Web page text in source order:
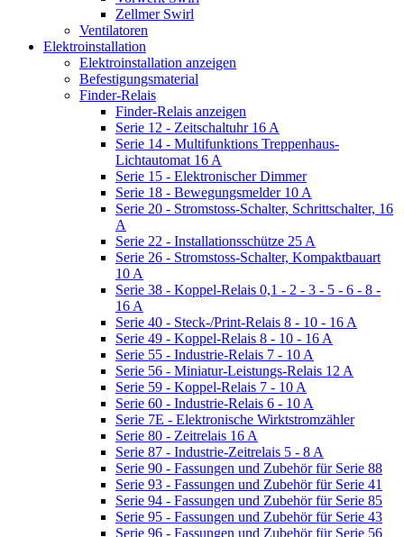
Zellmer Swirl
Ventilatoren
Elektroinstallation
Elektroinstallation anzeigen
Befestigungsmaterial
Finder-Relais
Finder-Relais anzeigen
Serie 12 - Zeitschaltuhr 16 A
Serie 14 - Multifunktions Treppenhaus-
Lichtautomat 16 A
Serie 15 - Elektronischer Dimmer
Serie 18 - Bewegungsmelder 10 A
Serie 20 - Stromstoss-Schalter, Schrittschalter, 16
A
Serie 22 - Installationsschütze 25 A
Serie 26 - Stromstoss-Schalter, Kompaktbauart
10 A
Serie 38 - Koppel-Relais 0,1 - 2 - 3 - 5 - 6 - 8 -
16 A
Serie 40 - Steck-/Print-Relais 8 - 10 - 16 A
Serie 49 - Koppel-Relais 8 - 10 - 16 A
Serie 55 - Industrie-Relais 7 - 10 A
Serie 56 - Miniatur-Leistungs-Relais 12 A
Serie 59 - Koppel-Relais 7 - 10 A
Serie 60 - Industrie-Relais 6 - 10 A
Serie 7E - Elektronische Wirktstromzähler
Serie 80 - Zeitrelais 16 A
Serie 87 - Industrie-Zeitrelais 5 - 8 A
Serie 90 - Fassungen und Zubehör für Serie 88
Serie 93 - Fassungen und Zubehör für Serie 41
Serie 94 - Fassungen und Zubehör für Serie 85
Serie 95 - Fassungen und Zubehör für Serie 43
Serie 96 - Fassungen und Zubehör für Serie 56